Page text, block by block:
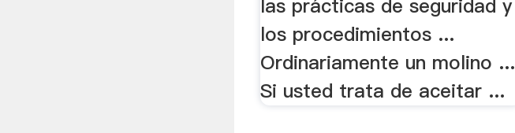
las prácticas de seguridad y
los procedimientos ...
Ordinariamente un molino ...
Si usted trata de aceitar ...